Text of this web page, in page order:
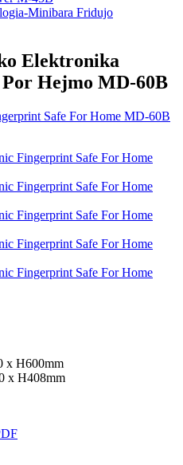
Minibara Fridujo
Elektronika
Hejmo MD-60B
x H600mm
x H408mm